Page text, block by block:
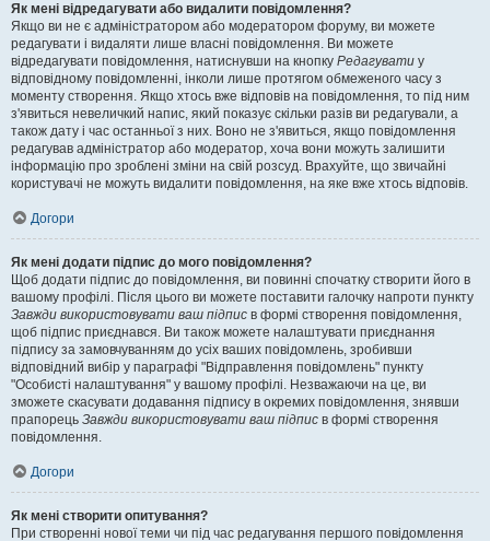
Як мені відредагувати або видалити повідомлення?
Якщо ви не є адміністратором або модератором форуму, ви можете
редагувати і видаляти лише власні повідомлення. Ви можете
відредагувати повідомлення, натиснувши на кнопку Редагувати у
відповідному повідомленні, інколи лише протягом обмеженого часу з
моменту створення. Якщо хтось вже відповів на повідомлення, то під ним
з'явиться невеличкий напис, який показує скільки разів ви редагували, а
також дату і час останньої з них. Воно не з'явиться, якщо повідомлення
редагував адміністратор або модератор, хоча вони можуть залишити
інформацію про зроблені зміни на свій розсуд. Врахуйте, що звичайні
користувачі не можуть видалити повідомлення, на яке вже хтось відповів.
Догори
Як мені додати підпис до мого повідомлення?
Щоб додати підпис до повідомлення, ви повинні спочатку створити його в
вашому профілі. Після цього ви можете поставити галочку напроти пункту
Завжди використовувати ваш підпис в формі створення повідомлення,
щоб підпис приєднався. Ви також можете налаштувати приєднання
підпису за замовчуванням до усіх ваших повідомлень, зробивши
відповідний вибір у параграфі "Відправлення повідомлень" пункту
"Особисті налаштування" у вашому профілі. Незважаючи на це, ви
зможете скасувати додавання підпису в окремих повідомлення, знявши
прапорець Завжди використовувати ваш підпис в формі створення
повідомлення.
Догори
Як мені створити опитування?
При створенні нової теми чи під час редагування першого повідомлення